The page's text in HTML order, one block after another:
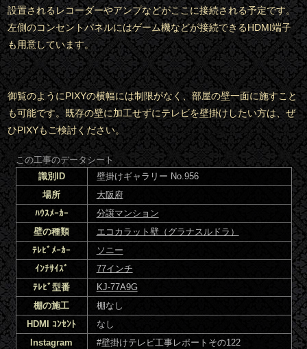
設置されるレコーダーやアンプなどがここに接続される予定です。
左側のコンセントパネルにはゲーム機などが接続できるHDMI端子
も用意しています。
御覧のようにPIXYの横幅には制限がなく、部屋の壁一面に施すこと
も可能です。既存の壁に加工せずにテレビを壁掛けしたい方は、ぜ
ひPIXYもご検討ください。
この工事のデータシート
識別ID
壁掛けギャラリー No.956
場所
大阪府
ﾊｳｽﾒｰｶｰ
分譲マンション
壁の種類
エコカラット壁（グラナスルドラ）
ﾃﾚﾋﾞﾒｰｶｰ
ソニー
ｲﾝﾁｻｲｽﾞ
77インチ
ﾃﾚﾋﾞ型番
KJ-77A9G
棚の施工
棚なし
HDMI ｺﾝｾﾝﾄ
なし
Instagram
#壁掛けテレビ工事レポートその122